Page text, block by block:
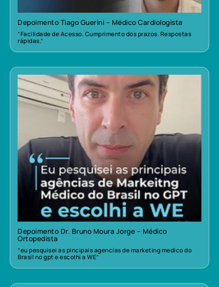
Depoimento Tiago Guerini – Médico Cardiologista
“Facilidade de Acesso. Cumprimento dos prazos. Respostas
rápidas.”
Depoimento Dr. Bruno Moura Jorge – Médico
Ortopedista
“eu pesquisei as pincipais agencias de marketing medico do
Brasil no gpt e escolhi a WE”